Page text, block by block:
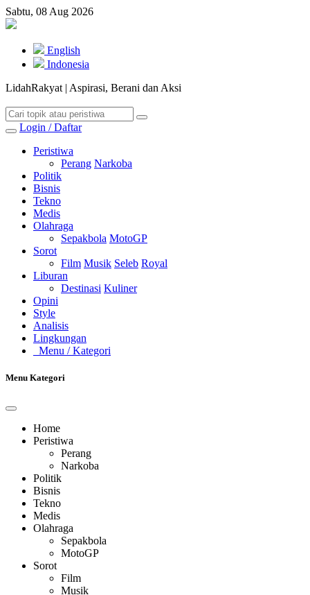
Sabtu, 08 Aug 2026
English
Indonesia
LidahRakyat | Aspirasi, Berani dan Aksi
Login / Daftar
Peristiwa
Perang Narkoba
Politik
Bisnis
Tekno
Medis
Olahraga
Sepakbola MotoGP
Sorot
Film Musik Seleb Royal
Liburan
Destinasi Kuliner
Opini
Style
Analisis
Lingkungan
Menu / Kategori
Menu Kategori
Home
Peristiwa
Perang
Narkoba
Politik
Bisnis
Tekno
Medis
Olahraga
Sepakbola
MotoGP
Sorot
Film
Musik